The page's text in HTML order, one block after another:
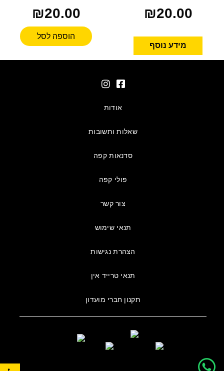
₪20.00
מידע נוסף
₪20.00
הוספה לסל
אודות
שאלות ותשובות
סדנאות קפה
פולי קפה
צור קשר
תנאי שימוש
הצהרת נגישות
תנאי טרייד אין
תקנון חברי מועדון